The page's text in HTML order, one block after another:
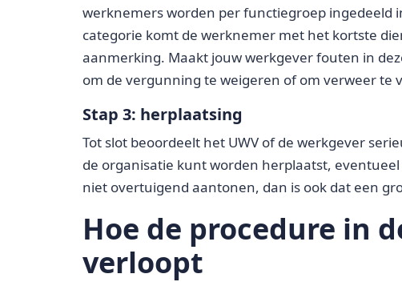
werknemers worden per functiegroep ingedeeld
categorie komt de werknemer met het kortste
aanmerking. Maakt jouw werkgever fouten in
om de vergunning te weigeren of om verweer te
Stap 3: herplaatsing
Tot slot beoordeelt het UWV of de werkgever
de organisatie kunt worden herplaatst,
niet overtuigend aantonen, dan is ook dat een
Hoe de procedure in
verloopt